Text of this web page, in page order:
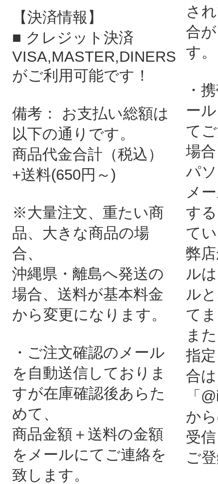
【決済情報】
■ クレジット決済
VISA,MASTER,DINERS
がご利用可能です！
備考： お支払い総額は
以下の通りです。
商品代金合計（税込）
+送料(650円～)
※大量注文、重たい商
品、大きな商品の場
合、
沖縄県・離島へ発送の
場合、送料が基本料金
から変更になります。
・ご注文確認のメール
を自動送信しておりま
すが在庫確認後あらた
めて、
商品金額＋送料の金額
をメールにてご連絡を
致します。
さ
合
す。
・
ー
て
場合
パ
メ
す
て
弊
ル
ル
て
ま
指
合
「
か
受
ご